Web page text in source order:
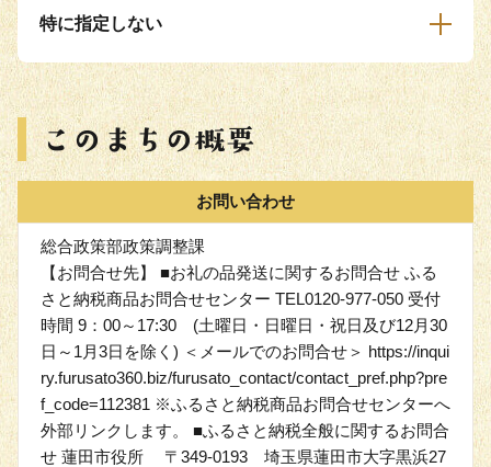
特に指定しない
お問い合わせ
総合政策部政策調整課
【お問合せ先】 ■お礼の品発送に関するお問合せ ふる
さと納税商品お問合せセンター TEL0120-977-050 受付
時間 9：00～17:30 (土曜日・日曜日・祝日及び12月30
日～1月3日を除く) ＜メールでのお問合せ＞ https://inqui
ry.furusato360.biz/furusato_contact/contact_pref.php?pre
f_code=112381 ※ふるさと納税商品お問合せセンターへ
外部リンクします。 ■ふるさと納税全般に関するお問合
せ 蓮田市役所 〒349-0193 埼玉県蓮田市大字黒浜27